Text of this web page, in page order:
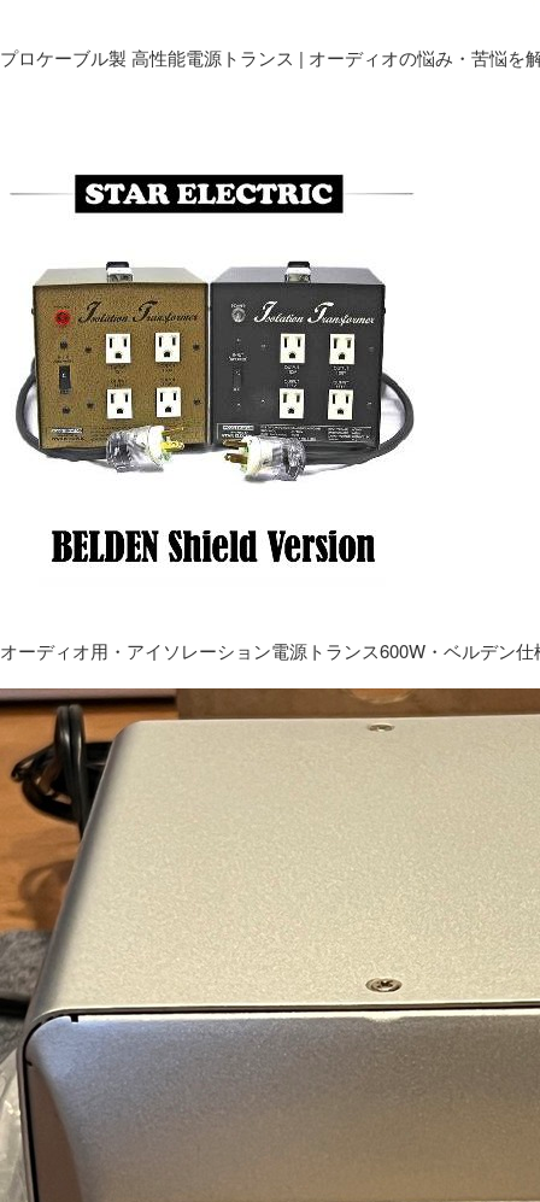
プロケーブル製 高性能電源トランス | オーディオの悩み・苦悩を
オーディオ用・アイソレーション電源トランス600W・ベルデン仕